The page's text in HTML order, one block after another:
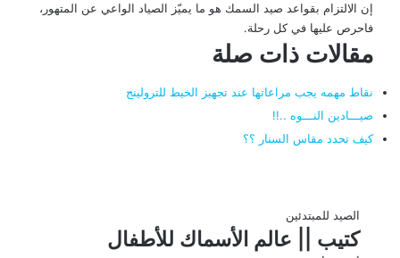
إن الالتزام بقواعد صيد السمك هو ما يميّز الصياد الواعي عن المتهور،
فاحرص عليها في كل رحلة.
مقالات ذات صلة
نقاط مهمه يجب مراعاتها عند تجهيز الخيط للترولينج
صيـــادين النـــوه ..!!
كيف تحدد مقاس السنار ؟؟
الصيد للمبتدئين
كتيب || عالم الأسماك للأطفال